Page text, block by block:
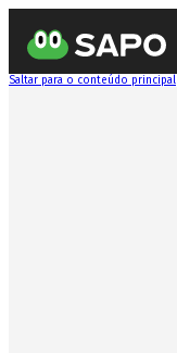
Saltar para o conteúdo principal